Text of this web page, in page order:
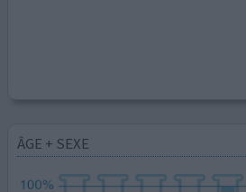
ÂGE + SEXE